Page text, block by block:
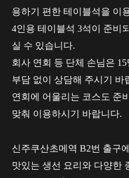
용하기 편한 테이블석을 이
4인용 테이블석 3석이 준비
실 수 있습니다.
회사 연회 등 단체 손님은
부담 없이 상담해 주시기 바
연회에 어울리는 코스도 준
맞춰 이용하시기 바랍니다.
신주쿠산초메역 B2번 출구
맛있는 생선 요리와 다양한